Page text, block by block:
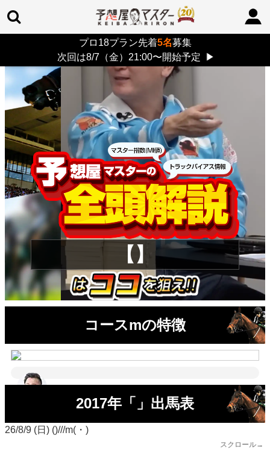
プロ18プラン先着5名募集
次回は8/7（金）21:00〜開始予定
▶
> 26/8/9 (日)
【】
コースmの特徴
2017年「」出馬表
26/8/9 (日) ()///m(・)
スクロール→